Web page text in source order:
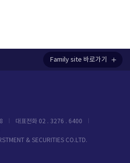
Family site 바로가기
대표전화 02 . 3276 . 6400
& SECURITIES CO.LTD.